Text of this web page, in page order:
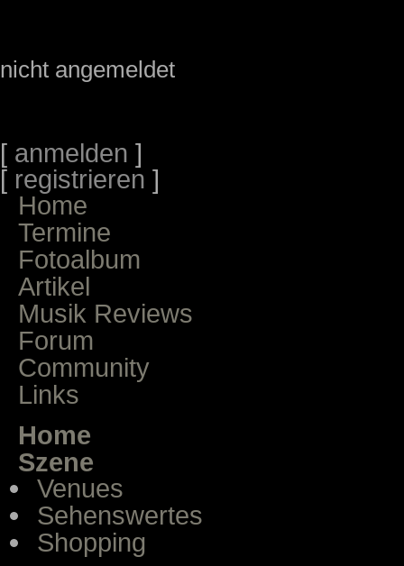
nicht angemeldet
[ anmelden ]
[ registrieren ]
Home
Termine
Fotoalbum
Artikel
Musik Reviews
Forum
Community
Links
Home
Szene
Venues
Sehenswertes
Shopping